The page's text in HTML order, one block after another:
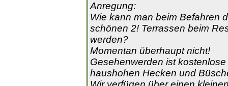
Anregung:
Wie kann man beim Befahren
schönen 2! Terrassen beim
werden?
Momentan überhaupt nicht!
Gesehenwerden ist
haushohen Hecken und